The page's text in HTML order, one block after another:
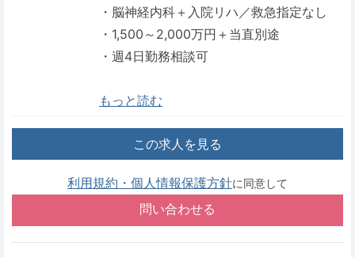
・脳神経内科＋入院リハ／救急指定なし
・1,500～2,000万円＋当直別途
・週4日勤務相談可
もっと読む
この求人を見る
利用規約・個人情報保護方針に同意して